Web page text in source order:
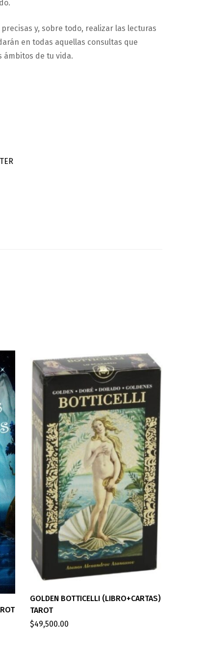
y, sobre todo, realizar las lecturas
en todas aquellas consultas que
ámbitos de tu vida.
GOLDEN BOTTICELLI (LIBRO+CARTAS)
TAROT
$49,500.00